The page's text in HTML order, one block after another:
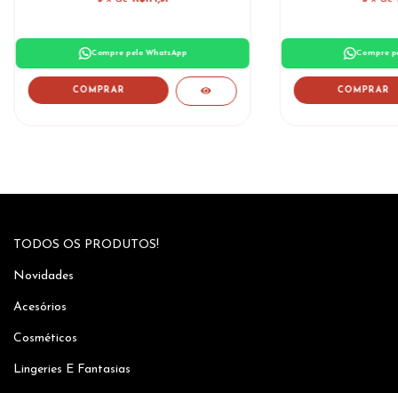
Compre pelo WhatsApp Compre
TODOS OS PRODUTOS!
Novidades
Acesórios
Cosméticos
Lingeries E Fantasias